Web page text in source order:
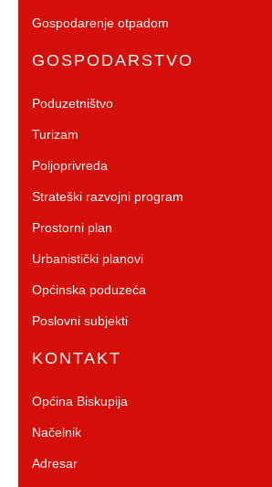
Gospodarenje otpadom
GOSPODARSTVO
Poduzetništvo
Turizam
Poljoprivreda
Strateški razvojni program
Prostorni plan
Urbanistički planovi
Općinska poduzeća
Poslovni subjekti
KONTAKT
Općina Biskupija
Načelnik
Adresar